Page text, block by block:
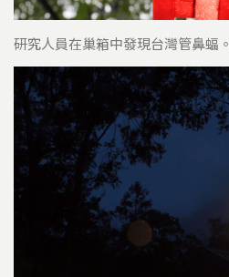
研究人員在巢箱中發現台灣管鼻蝠。